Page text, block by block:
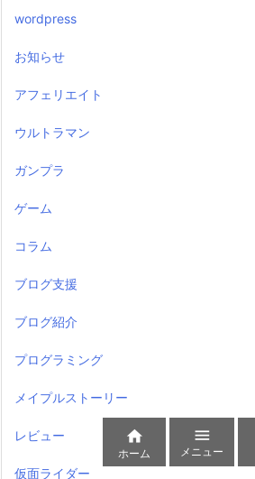
wordpress
お知らせ
アフェリエイト
ウルトラマン
ガンプラ
ゲーム
コラム
ブログ支援
ブログ紹介
プログラミング
メイプルストーリー
レビュー
仮面ライダー

ホーム

メニュー